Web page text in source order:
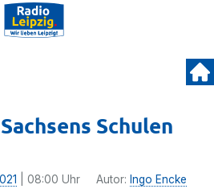
Schulen
| 08:00 Uhr Autor: Ingo Encke